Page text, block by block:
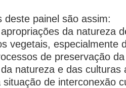
deste painel são assim:
da natureza
vegetais, especialmente
de preservação
natureza e das culturas
de interconexão